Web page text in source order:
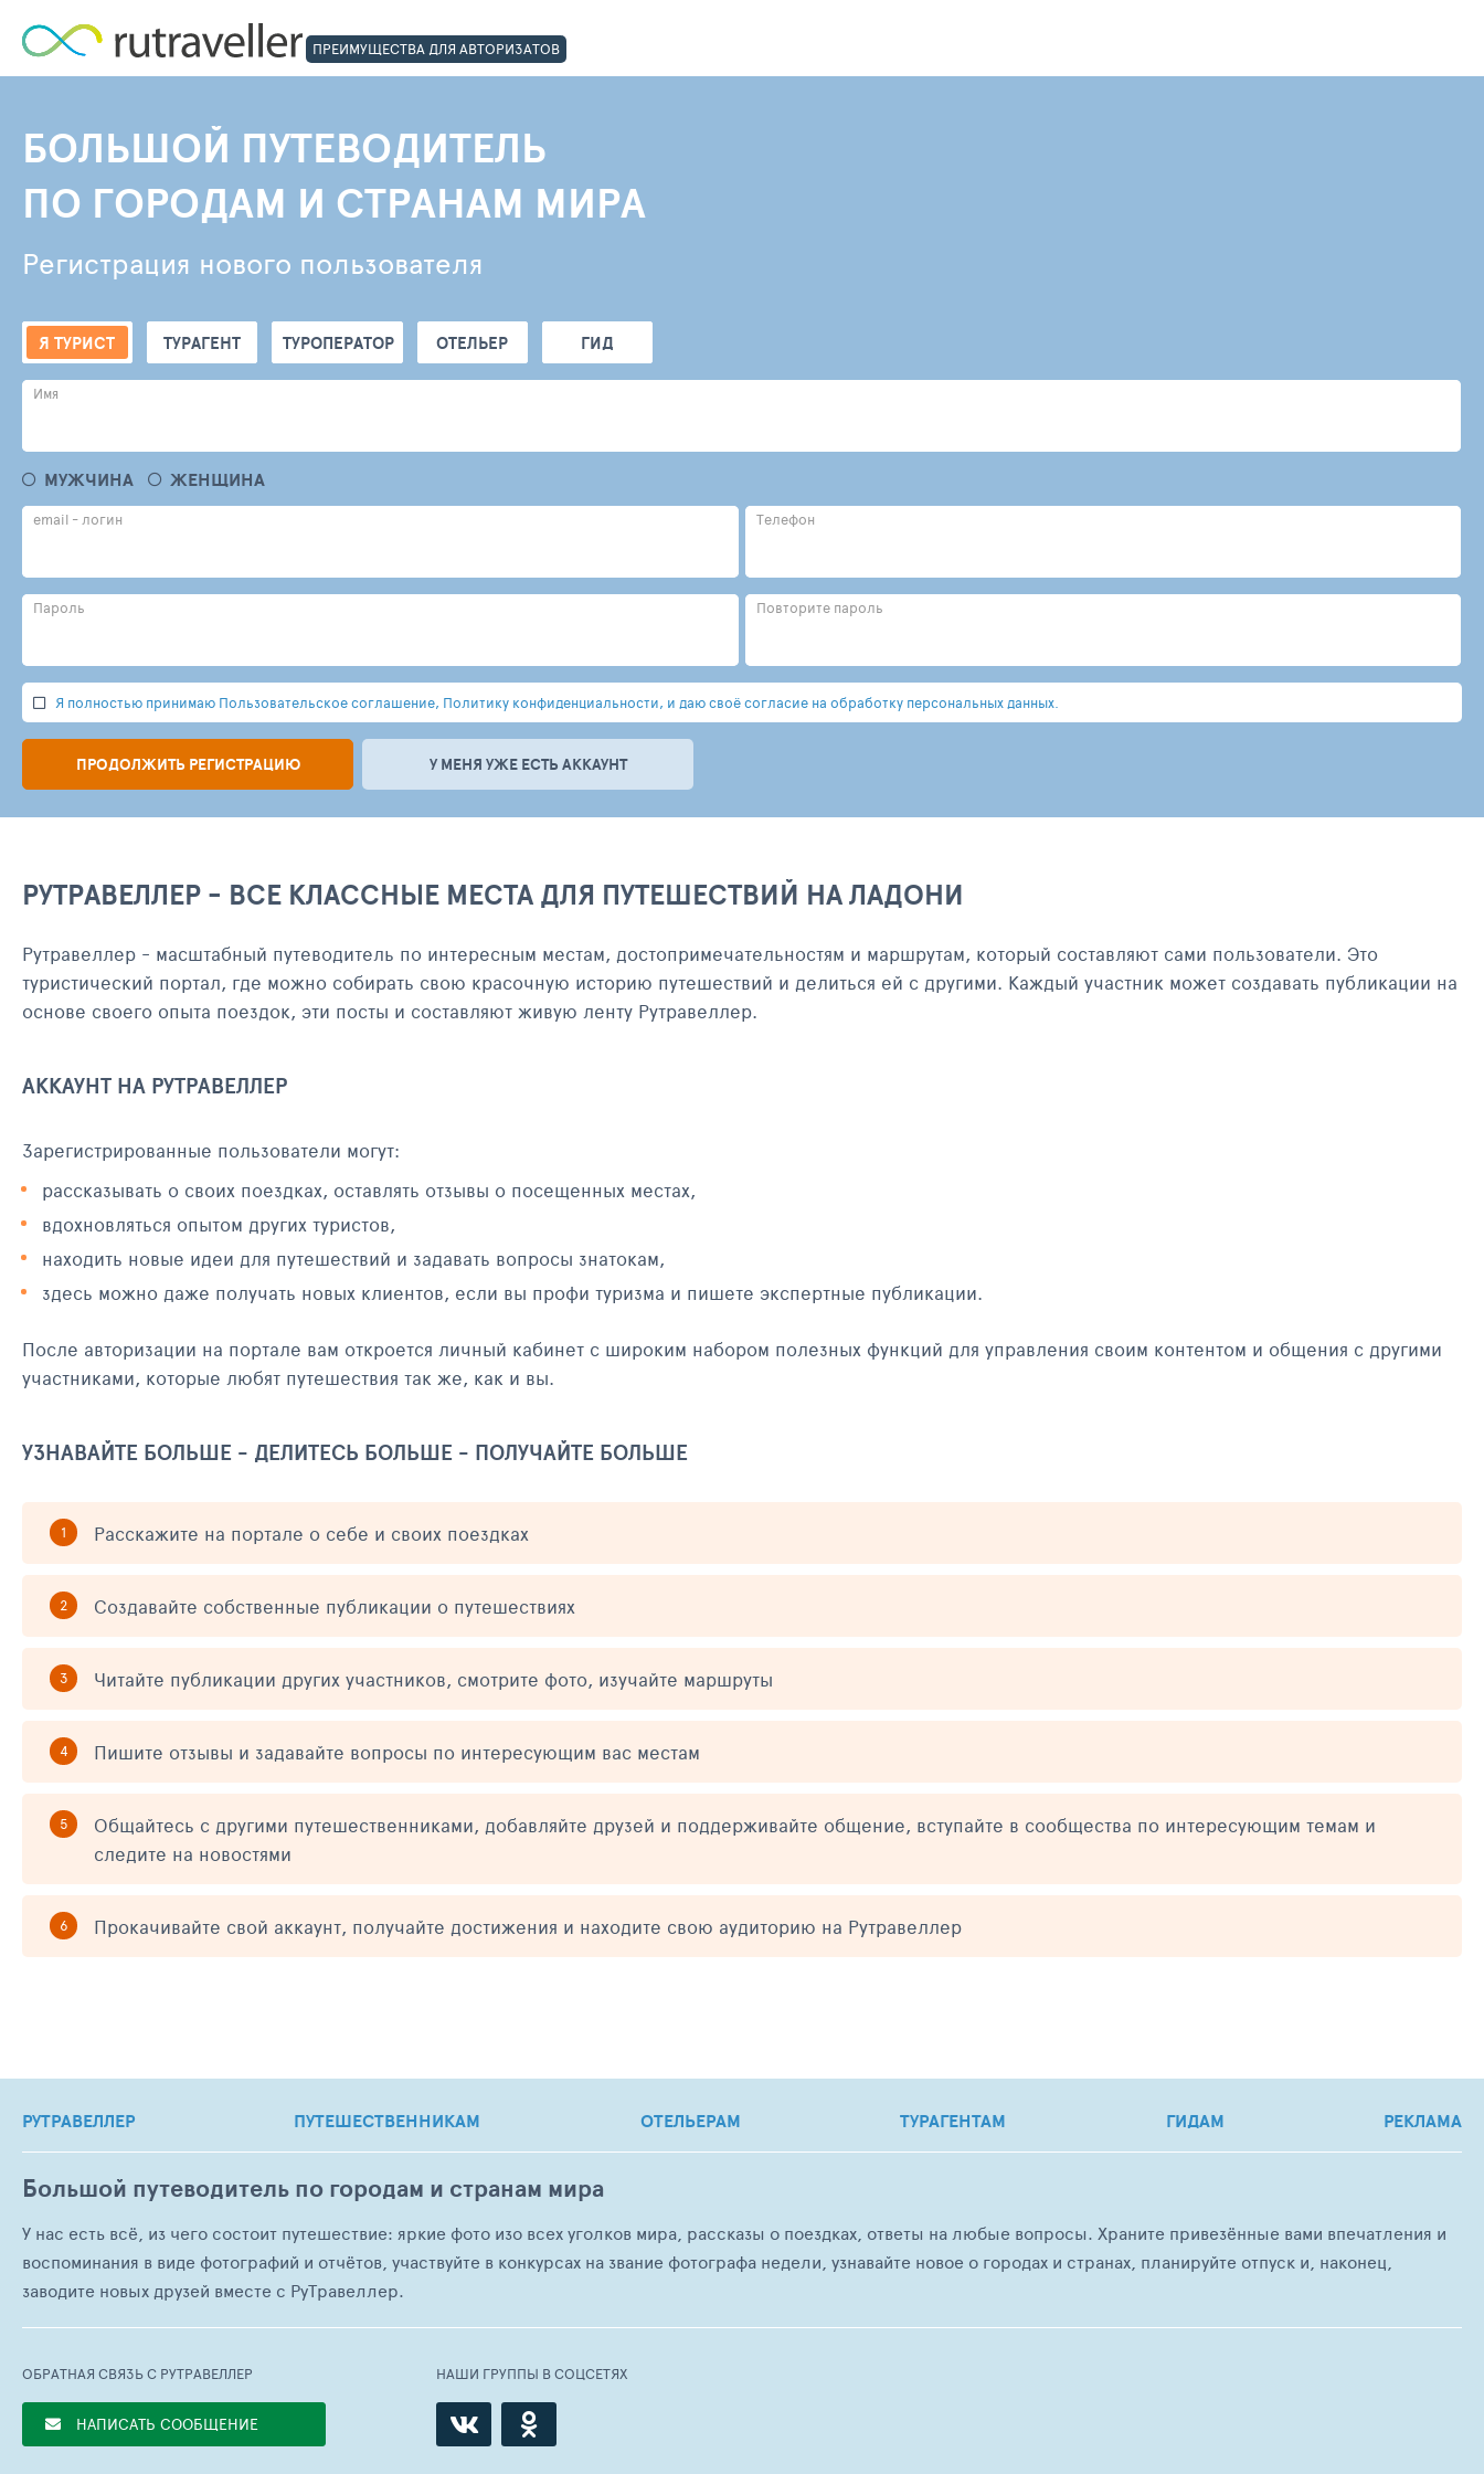
ПРЕИМУЩЕСТВА ДЛЯ АВТОРИЗАТОВ
БОЛЬШОЙ ПУТЕВОДИТЕЛЬ
ПО ГОРОДАМ И СТРАНАМ МИРА
Регистрация нового пользователя
Я ТУРИСТ ТУРАГЕНТ ТУРОПЕРАТОР ОТЕЛЬЕР ГИД
Имя
МУЖЧИНА ЖЕНЩИНА
email - логин Телефон
Пароль Повторите пароль
Я полностью принимаю Пользовательское соглашение, Политику конфиденциальности, и даю своё согласие на обработку персональных данных.
ПРОДОЛЖИТЬ РЕГИСТРАЦИЮ У МЕНЯ УЖЕ ЕСТЬ АККАУНТ
РУТРАВЕЛЛЕР - ВСЕ КЛАССНЫЕ МЕСТА ДЛЯ ПУТЕШЕСТВИЙ НА ЛАДОНИ
Рутравеллер - масштабный путеводитель по интересным местам, достопримечательностям и маршрутам, который составляют сами пользователи. Это
туристический портал, где можно собирать свою красочную историю путешествий и делиться ей с другими. Каждый участник может создавать публикации на
основе своего опыта поездок, эти посты и составляют живую ленту Рутравеллер.
АККАУНТ НА РУТРАВЕЛЛЕР
Зарегистрированные пользователи могут:
рассказывать о своих поездках, оставлять отзывы о посещенных местах,
вдохновляться опытом других туристов,
находить новые идеи для путешествий и задавать вопросы знатокам,
здесь можно даже получать новых клиентов, если вы профи туризма и пишете экспертные публикации.
После авторизации на портале вам откроется личный кабинет с широким набором полезных функций для управления своим контентом и общения с другими
участниками, которые любят путешествия так же, как и вы.
УЗНАВАЙТЕ БОЛЬШЕ - ДЕЛИТЕСЬ БОЛЬШЕ - ПОЛУЧАЙТЕ БОЛЬШЕ
Расскажите на портале о себе и своих поездках
Создавайте собственные публикации о путешествиях
Читайте публикации других участников, смотрите фото, изучайте маршруты
Пишите отзывы и задавайте вопросы по интересующим вас местам
Общайтесь с другими путешественниками, добавляйте друзей и поддерживайте общение, вступайте в сообщества по интересующим темам и
следите на новостями
Прокачивайте свой аккаунт, получайте достижения и находите свою аудиторию на Рутравеллер
РУТРАВЕЛЛЕР ПУТЕШЕСТВЕННИКАМ ОТЕЛЬЕРАМ ТУРАГЕНТАМ ГИДАМ РЕКЛАМА
Большой путеводитель по городам и странам мира
У нас есть всё, из чего состоит путешествие: яркие фото изо всех уголков мира, рассказы о поездках, ответы на любые вопросы. Храните привезённые вами впечатления и
воспоминания в виде фотографий и отчётов, участвуйте в конкурсах на звание фотографа недели, узнавайте новое о городах и странах, планируйте отпуск и, наконец,
заводите новых друзей вместе с РуТравеллер.
ОБРАТНАЯ СВЯЗЬ С РУТРАВЕЛЛЕР
НАПИСАТЬ СООБЩЕНИЕ
НАШИ ГРУППЫ В СОЦСЕТЯХ